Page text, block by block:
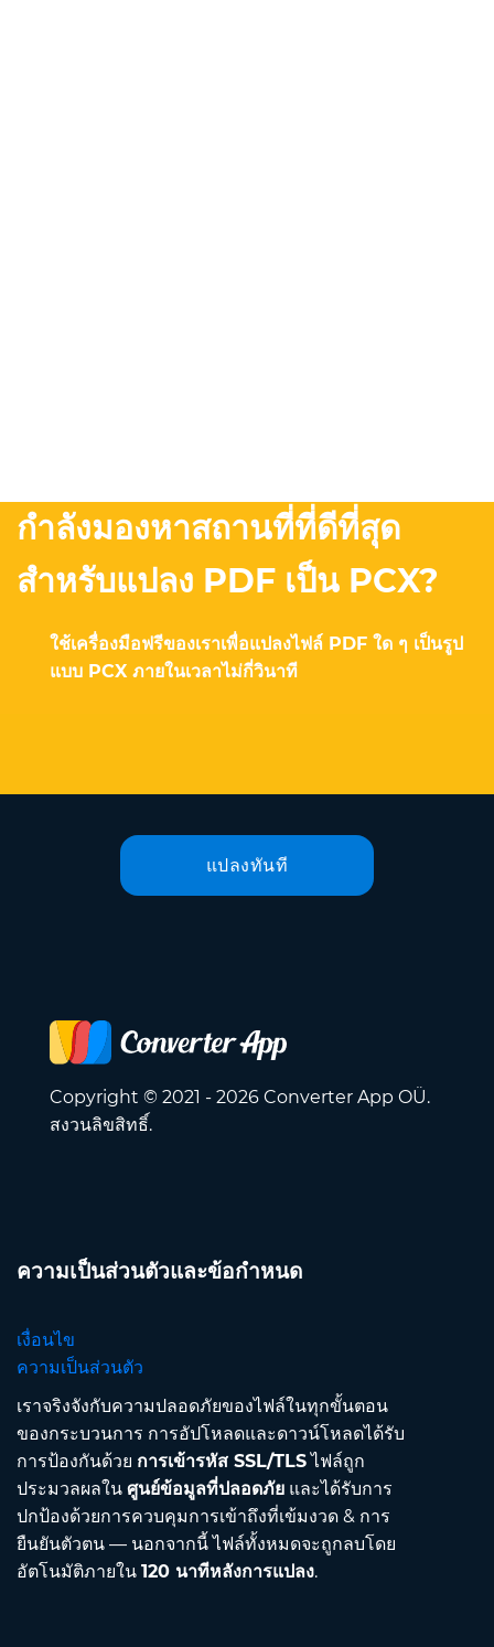
กำลังมองหาสถานที่ที่ดีที่สุด
สำหรับแปลง PDF เป็น PCX?
ใช้เครื่องมือฟรีของเราเพื่อแปลงไฟล์ PDF ใด ๆ เป็นรูป
แบบ PCX ภายในเวลาไม่กี่วินาที
แปลงทันที
Copyright © 2021 - 2026 Converter App OÜ.
สงวนลิขสิทธิ์.
ความเป็นส่วนตัวและข้อกำหนด
เงื่อนไข
ความเป็นส่วนตัว
เราจริงจังกับความปลอดภัยของไฟล์ในทุกขั้นตอน
ของกระบวนการ การอัปโหลดและดาวน์โหลดได้รับ
การป้องกันด้วย การเข้ารหัส SSL/TLSไฟล์ถูก
ประมวลผลใน ศูนย์ข้อมูลที่ปลอดภัย และได้รับการ
ปกป้องด้วยการควบคุมการเข้าถึงที่เข้มงวด & การ
ยืนยันตัวตน — นอกจากนี้ ไฟล์ทั้งหมดจะถูกลบโดย
อัตโนมัติภายใน 120 นาทีหลังการแปลง.